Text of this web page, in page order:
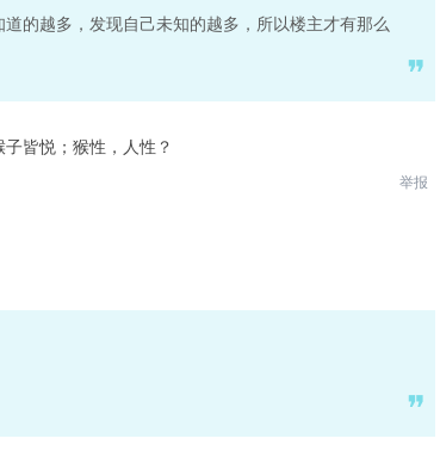
的越多，发现自己未知的越多，所以楼主才有那么
皆悦；猴性，人性？
举报